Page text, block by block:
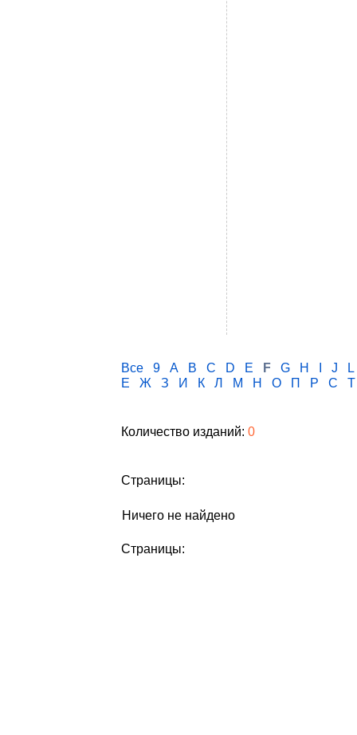
Все 9 A B C D E F G H J
L
Е
Ж З И К Л М Н О П Р С Т
Количество изданий: 0
Страницы:
Ничего не найдено
Страницы: